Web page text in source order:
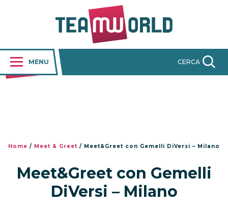
MENU CERCA
Home / Meet & Greet / Meet&Greet con Gemelli DiVersi – Milano
Meet&Greet con Gemelli
DiVersi – Milano